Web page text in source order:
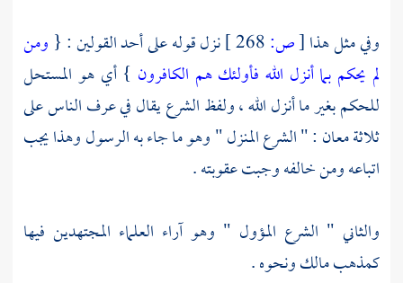
وفي مثل هذا[ص: نزل قوله على أحد القولين : { ومن
لم يحكم بما أنزل الله فأولئك هم الكافرون } أي هو المستحل
للحكم بغير ما أنزل الله ، ولفظ الشرع يقال في عرف الناس على
ثلاثة معان : " الشرع المنزل " وهو ما جاء به الرسول وهذا يجب
اتباعه ومن خالفه وجبت عقوبته .
والثاني " الشرع المؤول " وهو آراء العلماء المجتهدين فيها
كمذهبمالكونحوه .